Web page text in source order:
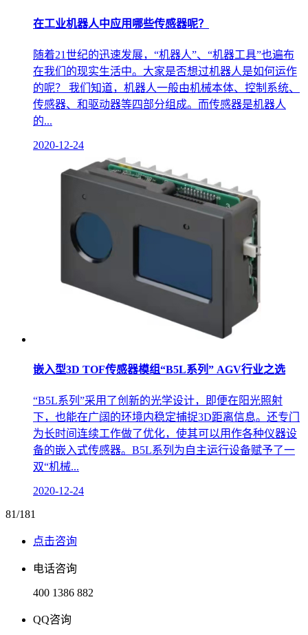
在工业机器人中应用哪些传感器呢？
随着21世纪的迅速发展，“机器人”、“机器工具”也遍布
在我们的现实生活中。大家是否想过机器人是如何运作
的呢？ 我们知道，机器人一般由机械本体、控制系统、
传感器、和驱动器等四部分组成。而传感器是机器人
的...
2020-12-24
嵌入型3D TOF传感器模组“B5L系列” AGV行业之选
“B5L系列”采用了创新的光学设计，即便在阳光照射
下，也能在广阔的环境内稳定捕捉3D距离信息。还专门
为长时间连续工作做了优化，使其可以用作各种仪器设
备的嵌入式传感器。B5L系列为自主运行设备赋予了一
双“机械...
2020-12-24
81/181
点击咨询
电话咨询
400 1386 882
QQ咨询